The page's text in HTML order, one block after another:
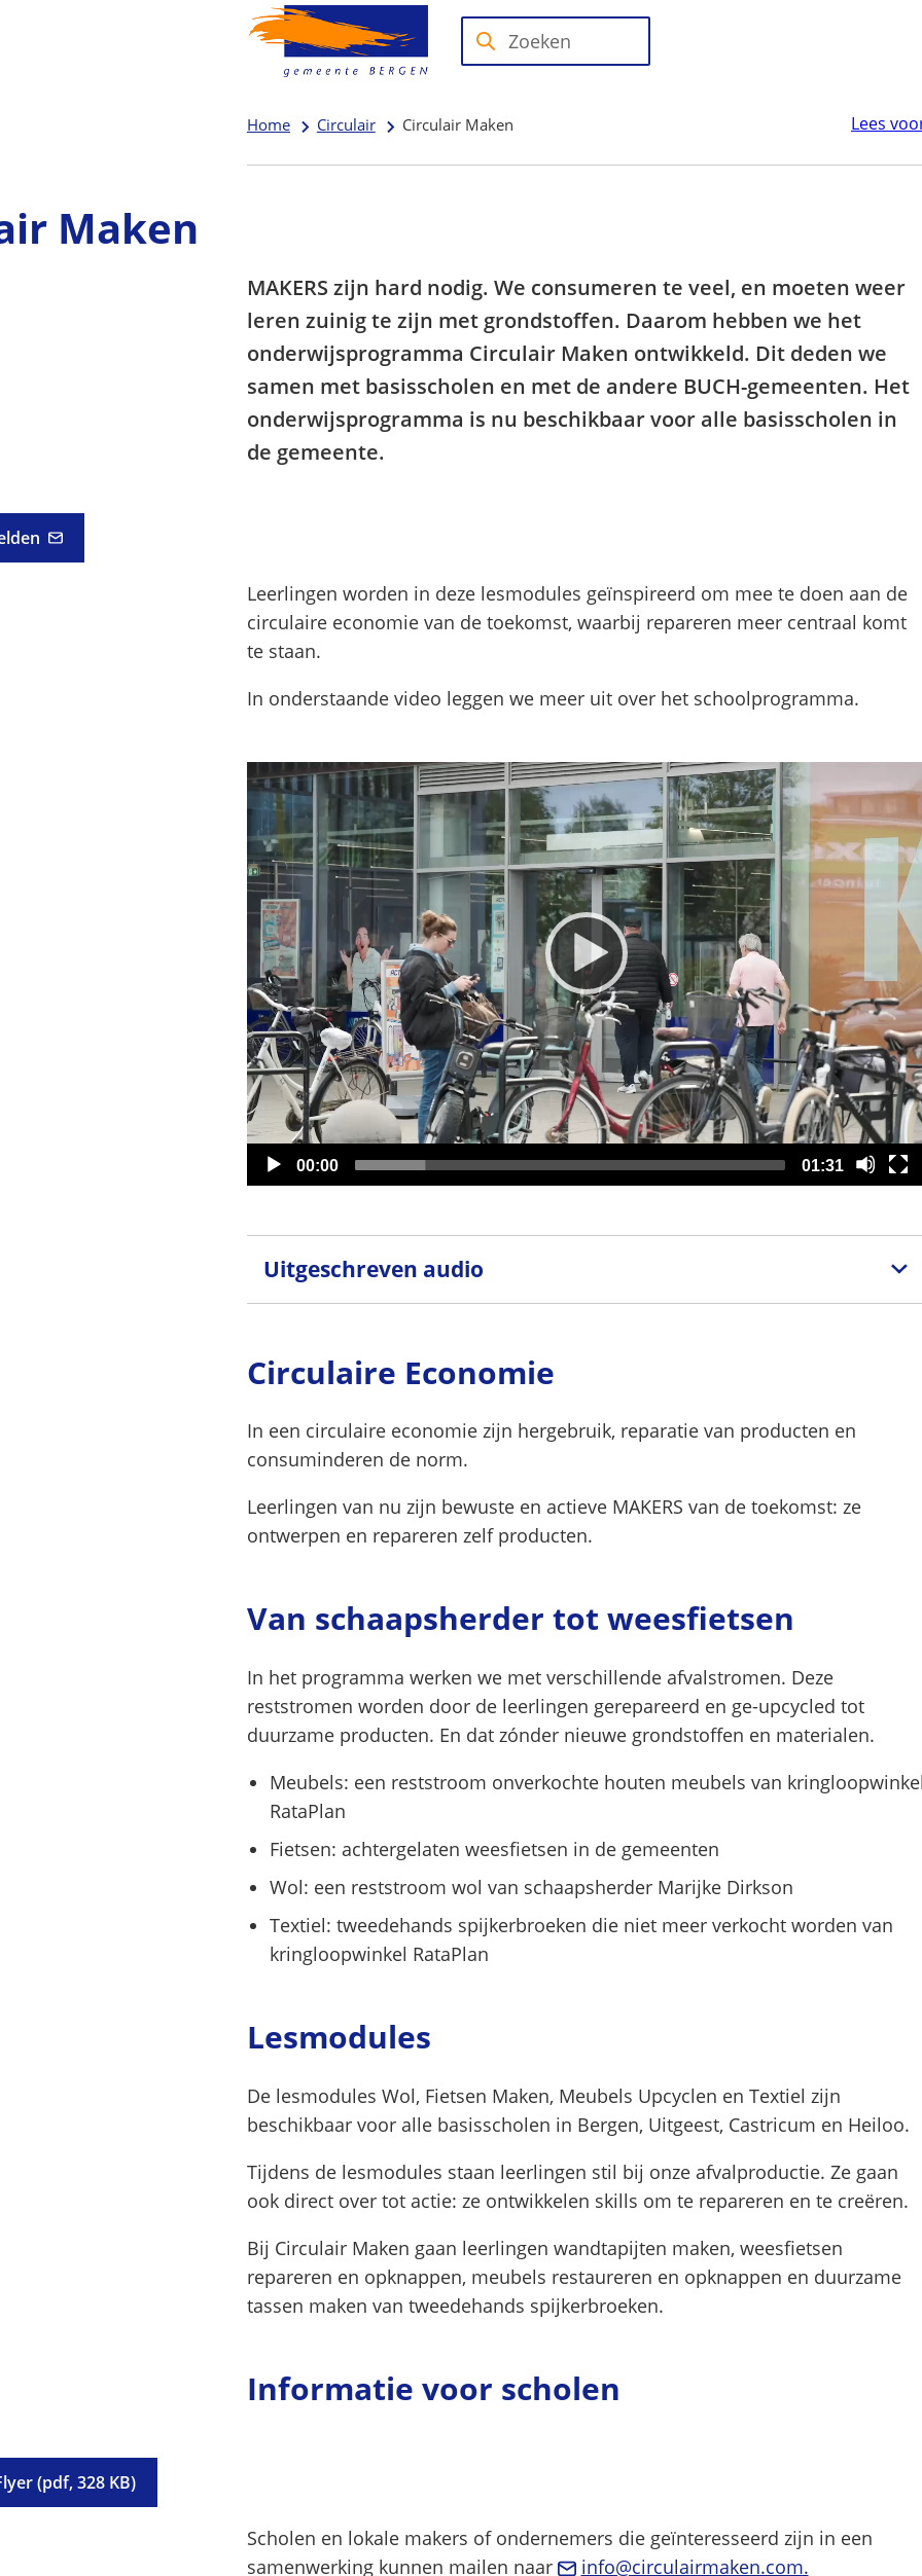
Zoeken
Wanneer
kun
door
pijl
omhoog
omlaag
te
om
een
selecteren.
Home Circulair Circulair Maken Lees
Maken
MAKERS zijn hard nodig. We consumeren te veel, en moeten weer
leren zuinig te zijn met grondstoffen. Daarom hebben we het
onderwijsprogramma Circulair Maken ontwikkeld. Dit deden we
samen met basisscholen en met de andere BUCH-gemeenten. Het
onderwijsprogramma is nu beschikbaar voor alle basisscholen in
de gemeente.
Leerlingen worden in deze lesmodules geïnspireerd om mee te doen aan de
circulaire economie van de toekomst, waarbij repareren meer centraal komt
te staan.
In onderstaande video leggen we meer uit over het schoolprogramma.
Videospeler
Huidige
tijd
00:00 Totale
looptijd
01:31
Uitgeschreven audio
Circulaire Economie
In een circulaire economie zijn hergebruik, reparatie van producten en
consuminderen de norm.
Leerlingen van nu zijn bewuste en actieve MAKERS van de toekomst: ze
ontwerpen en repareren zelf producten.
Van schaapsherder tot weesfietsen
In het programma werken we met verschillende afvalstromen. Deze
reststromen worden door de leerlingen gerepareerd en ge-upcycled tot
duurzame producten. En dat zónder nieuwe grondstoffen en materialen.
Meubels: een reststroom onverkochte houten meubels van
RataPlan
Fietsen: achtergelaten weesfietsen in de gemeenten
Wol: een reststroom wol van schaapsherder Marijke Dirkson
Textiel: tweedehands spijkerbroeken die niet meer verkocht worden van
kringloopwinkel RataPlan
Lesmodules
De lesmodules Wol, Fietsen Maken, Meubels Upcyclen en Textiel zijn
beschikbaar voor alle basisscholen in Bergen, Uitgeest, Castricum en Heiloo.
Tijdens de lesmodules staan leerlingen stil bij onze afvalproductie. Ze gaan
ook direct over tot actie: ze ontwikkelen skills om te repareren en te creëren.
Bij Circulair Maken gaan leerlingen wandtapijten maken, weesfietsen
repareren en opknappen, meubels restaureren en opknappen en duurzame
tassen maken van tweedehands spijkerbroeken.
Informatie voor scholen
(pdf, 328 KB)
Scholen en lokale makers of ondernemers die geïnteresseerd zijn in een
samenwerking kunnen mailen naar
info@circulairmaken.com.(Verwijst